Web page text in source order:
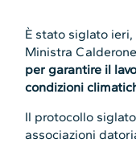
È stato siglato
Ministra
per garantire il
condizioni
Il protocollo
associazioni